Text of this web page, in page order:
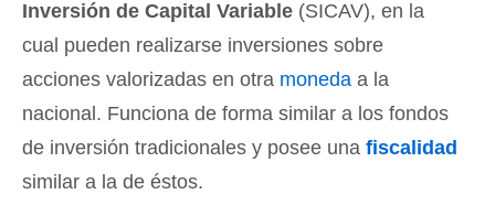
Inversión de Capital Variable (SICAV), en la
cual pueden realizarse inversiones sobre
acciones valorizadas en otra moneda a la
nacional. Funciona de forma similar a los fondos
de inversión tradicionales y posee una fiscalidad
similar a la de éstos.